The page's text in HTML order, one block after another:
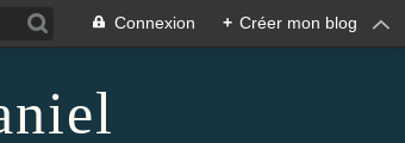
Connexion + Créer mon blog